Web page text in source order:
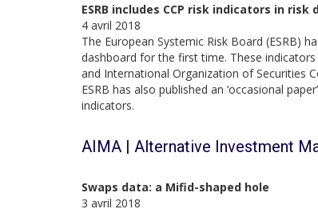
ESRB includes CCP risk indicators in risk
4 avril 2018
The European Systemic Risk Board (ESRB)
dashboard for the first time. These
and International Organization of Securities
ESRB has also published an ‘occasional
indicators.
AIMA | Alternative Investment
Swaps data: a Mifid-shaped hole
3 avril 2018